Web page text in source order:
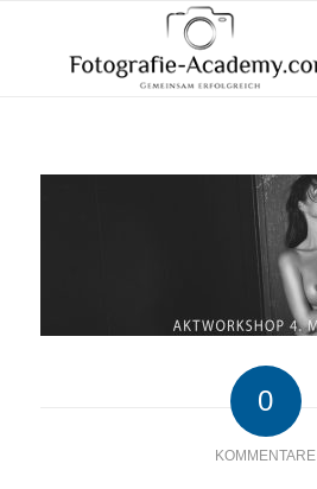
0
KOMMENTARE